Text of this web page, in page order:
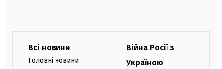
Всі новини
Головні новини
Війна Росії з
Україною